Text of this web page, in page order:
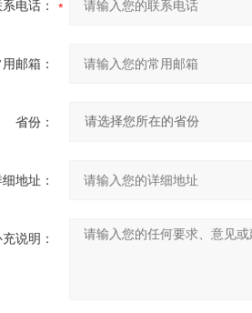
电话：
邮箱：
省份：
地址：
说明：